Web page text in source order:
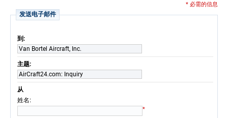
* 必需的信息
发送电子邮件
到:
Van Bortel Aircraft, Inc.
主题:
AirCraft24.com: Inquiry
从
姓名 :
*